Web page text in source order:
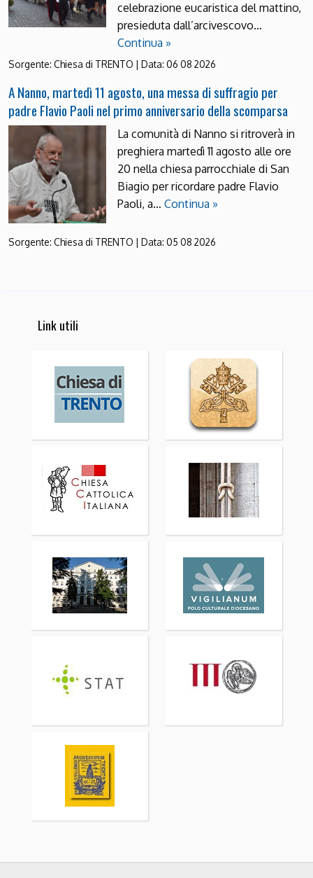
celebrazione eucaristica del mattino,
presieduta dall’arcivescovo…
Continua »
Sorgente: Chiesa di TRENTO | Data: 06 08 2026
A Nanno, martedì 11 agosto, una messa di suffragio per
padre Flavio Paoli nel primo anniversario della scomparsa
La comunità di Nanno si ritroverà in
preghiera martedì 11 agosto alle ore
20 nella chiesa parrocchiale di San
Biagio per ricordare padre Flavio
Paoli, a… Continua »
Sorgente: Chiesa di TRENTO | Data: 05 08 2026
Link utili